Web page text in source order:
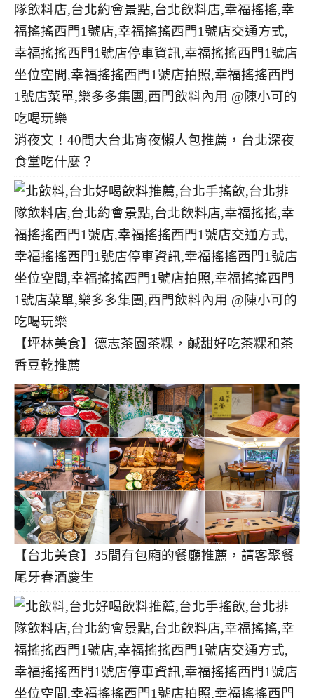
消夜文！40間大台北宵夜懶人包推薦，台北深夜
食堂吃什麼？
【坪林美食】德志茶園茶粿，鹹甜好吃茶粿和茶
香豆乾推薦
【台北美食】35間有包廂的餐廳推薦，請客聚餐
尾牙春酒慶生